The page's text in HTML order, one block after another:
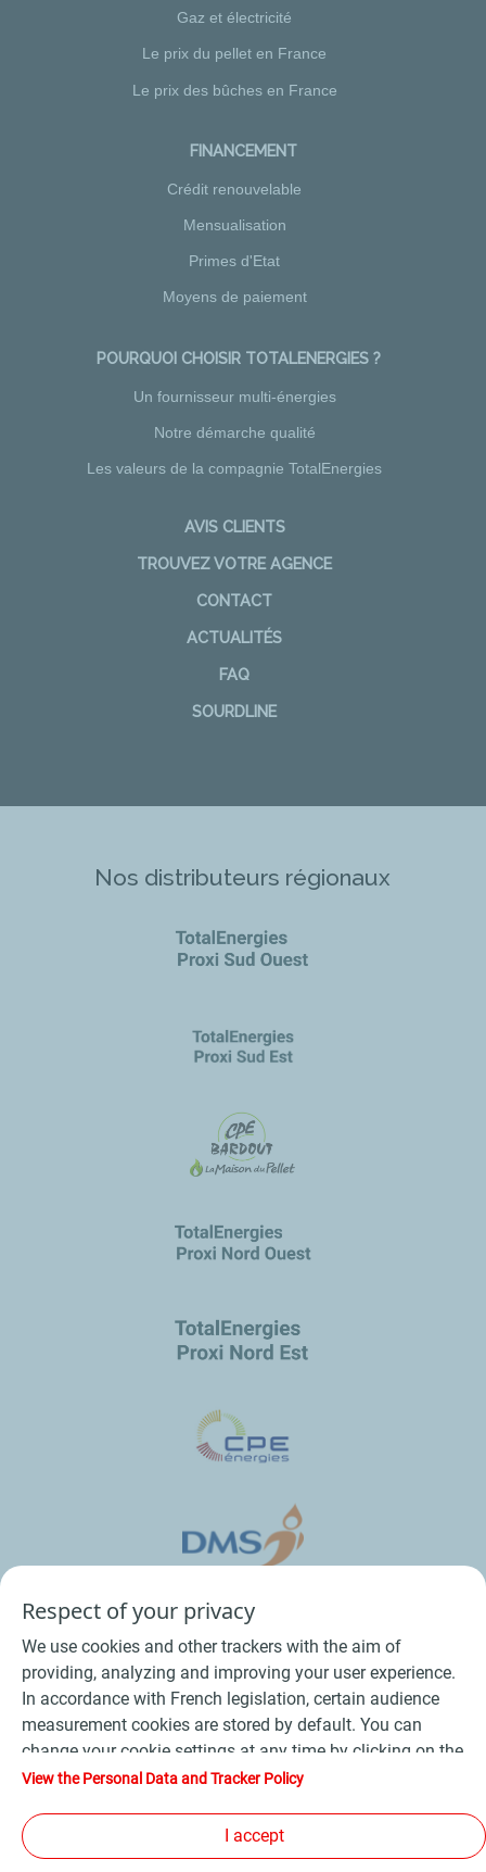
Gaz et électricité
Le prix du pellet en France
Le prix des bûches en France
FINANCEMENT
Crédit renouvelable
Mensualisation
Primes d'Etat
Moyens de paiement
POURQUOI CHOISIR TOTALENERGIES ?
Un fournisseur multi-énergies
Notre démarche qualité
Les valeurs de la compagnie TotalEnergies
AVIS CLIENTS
TROUVEZ VOTRE AGENCE
CONTACT
ACTUALITÉS
FAQ
SOURDLINE
Nos distributeurs régionaux
Conditions Générales de Vente Bois
Conditions Générales d’Utilisation
Respect of your privacy
We use cookies and other trackers with the aim of
providing, analyzing and improving your user experience.
In accordance with French legislation, certain audience
measurement cookies are stored by default. You can
change your cookie settings at any time by clicking on the
"Manage my cookies" button. By clicking on the "Accept"
device. If you click on "Decline", only the technical cookies
required for the site to function correctly will be used. For
View the Personal Data and Tracker Policy
I accept